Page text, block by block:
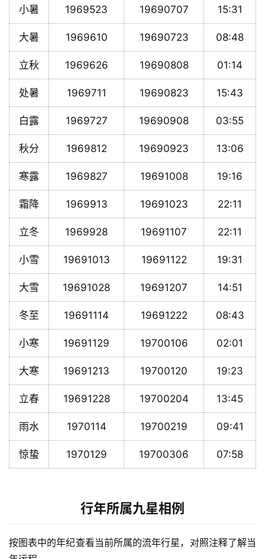
小暑 1969523 19690707 15:31
大暑 1969610 19690723 08:48
立秋 1969626 19690808 01:14
处暑 1969711 19690823 15:43
白露 1969727 19690908 03:55
秋分 1969812 19690923 13:06
寒露 1969827 19691008 19:16
霜降 1969913 19691023 22:11
立冬 1969928 19691107 22:11
小雪 19691013 19691122 19:31
大雪 19691028 19691207 14:51
冬至 19691114 19691222 08:43
小寒 19691129 19700106 02:01
大寒 19691213 19700120 19:23
立春 19691228 19700204 13:45
雨水 1970114 19700219 09:41
惊蛰 1970129 19700306 07:58
行年所属九星相例
按图表中的年纪查看当前所属的流年行星，对照注释了解当